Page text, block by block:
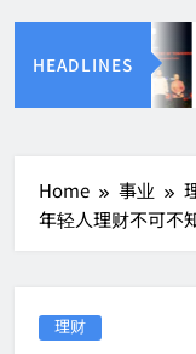
HEADLINES
Home 事业
年轻人理财不可不
理财